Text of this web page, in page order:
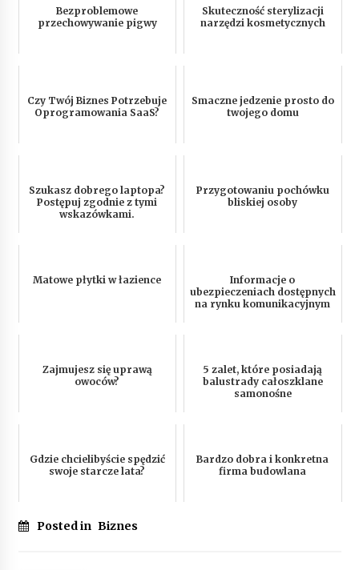
Bezproblemowe
przechowywanie pigwy
Skuteczność sterylizacji
narzędzi kosmetycznych
Czy Twój Biznes Potrzebuje
Oprogramowania SaaS?
Smaczne jedzenie prosto do
twojego domu
Szukasz dobrego laptopa?
Postępuj zgodnie z tymi
wskazówkami.
Przygotowaniu pochówku
bliskiej osoby
Matowe płytki w łazience
Informacje o
ubezpieczeniach dostępnych
na rynku komunikacyjnym
Zajmujesz się uprawą
owoców?
5 zalet, które posiadają
balustrady całoszklane
samonośne
Gdzie chcielibyście spędzić
swoje starcze lata?
Bardzo dobra i konkretna
firma budowlana
Posted in Biznes